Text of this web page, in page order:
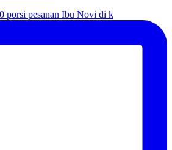
porsi pesanan Ibu Novi di k